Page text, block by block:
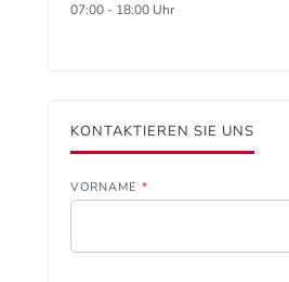
07:00 - 18:00 Uhr
KONTAKTIEREN SIE UNS
VORNAME *